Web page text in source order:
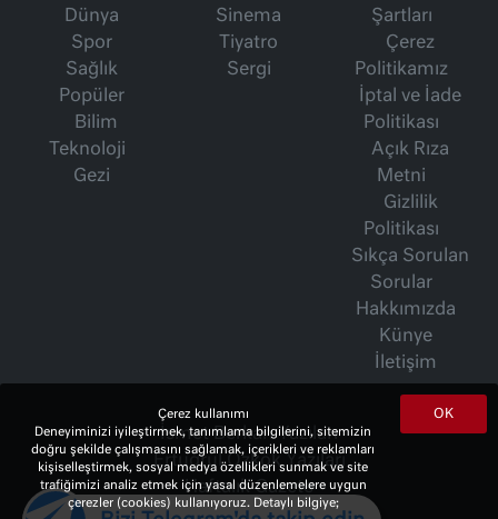
Dünya
Spor
Sağlık
Popüler
Bilim
Teknoloji
Gezi
Sinema
Tiyatro
Sergi
Şartları
Çerez
Politikamız
İptal ve İade
Politikası
Açık Rıza
Metni
Gizlilik
Politikası
Sıkça Sorulan
Sorular
Hakkımızda
Künye
İletişim
İsmet Berkan Yazıları
Ertuğrul Özkök Yazıları
Haftalık Gazete
OK
Çerez kullanımı
Deneyiminizi iyileştirmek, tanımlama bilgilerini, sitemizin
doğru şekilde çalışmasını sağlamak, içerikleri ve reklamları
kişiselleştirmek, sosyal medya özellikleri sunmak ve site
trafiğimizi analiz etmek için yasal düzenlemelere uygun
çerezler (cookies) kullanıyoruz. Detaylı bilgiye;